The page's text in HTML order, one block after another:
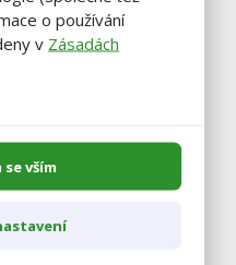
o používání
v Zásadách
vším